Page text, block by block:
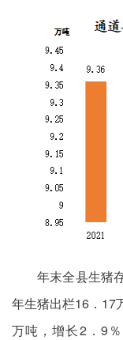
年末全县生猪
年生猪出栏16．17
万吨，增长2．9